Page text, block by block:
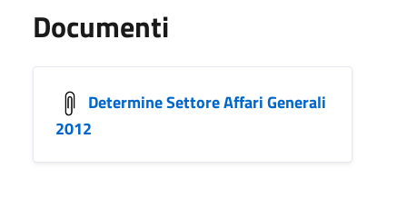
Documenti
Determine Settore Affari Generali
2012